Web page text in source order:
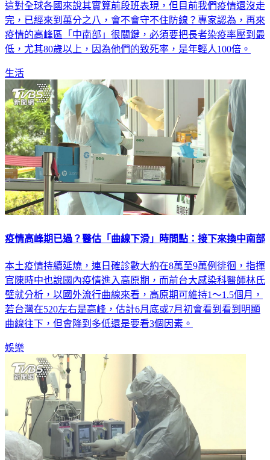
這對全球各國來說其實算前段班表現，但目前我們疫情還沒走
完，已經來到萬分之八，會不會守不住防線？專家認為，再來
疫情的高峰區「中南部」很關鍵，必須要把長者染疫率壓到最
低，尤其80歲以上，因為他們的致死率，是年輕人100倍。
生活
疫情高峰期已過？醫估「曲線下滑」時間點：接下來換中南部
本土疫情持續延燒，連日確診數大約在8萬至9萬例徘徊，指揮
官陳時中也說國內疫情進入高原期，而前台大感染科醫師林氏
璧就分析，以國外流行曲線來看，高原期可維持1～1.5個月，
若台灣在520左右是高峰，估計6月底或7月初會看到看到明顯
曲線往下，但會降到多低還是要看3個因素。
娛樂